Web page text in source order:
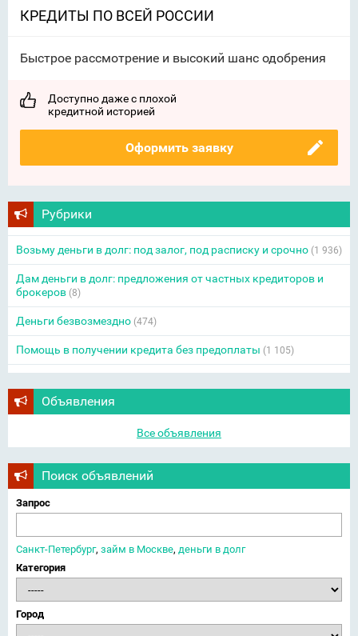
КРЕДИТЫ ПО ВСЕЙ РОССИИ
Быстрое рассмотрение и высокий шанс одобрения
Доступно даже с плохой
кредитной историей
Оформить заявку
Рубрики
Возьму деньги в долг: под залог, под расписку и срочно (1 936)
Дам деньги в долг: предложения от частных кредиторов и
брокеров (8)
Деньги безвозмездно (474)
Помощь в получении кредита без предоплаты (1 105)
Объявления
Все объявления
Поиск объявлений
Запрос
Санкт-Петербург, займ в Москве, деньги в долг
Категория
Город